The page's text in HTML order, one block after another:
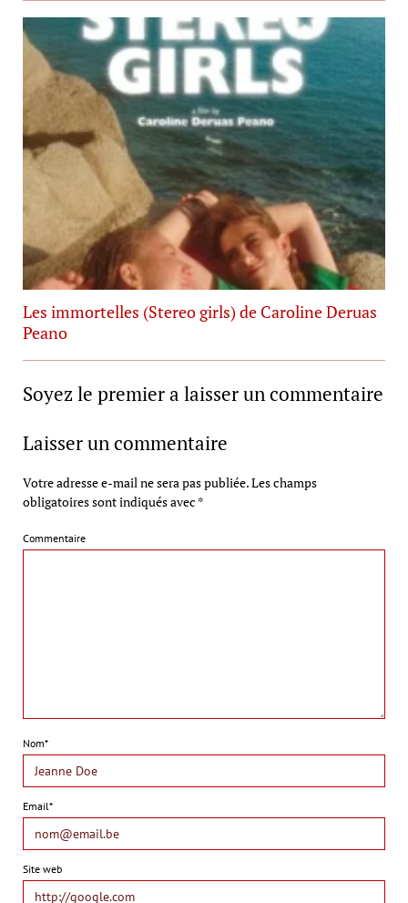
Les immortelles (Stereo girls) de Caroline Deruas
Peano
Soyez le premier a laisser un commentaire
Laisser un commentaire
Votre adresse e-mail ne sera pas publiée.Les champs
obligatoires sont indiqués avec *
Commentaire
Nom*
Email*
Site web